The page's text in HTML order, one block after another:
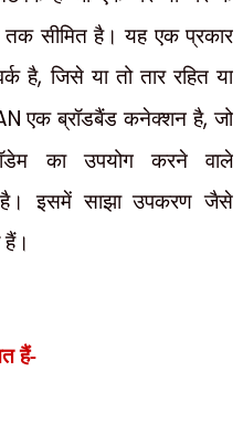
तक सीमित है। यह एक प्रकार
है,जिसे या तो तार रहित या
एक ब्रॉडबैंड कनेक्शन है,जो
का उपयोग करने वाले
है। इसमें साझा उपकरण जैसे
हैं-